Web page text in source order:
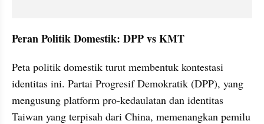
Peran Politik Domestik: DPP vs KMT
Peta politik domestik turut membentuk kontestasi
identitas ini. Partai Progresif Demokratik (DPP), yang
mengusung platform pro-kedaulatan dan identitas
Taiwan yang terpisah dari China, memenangkan pemilu